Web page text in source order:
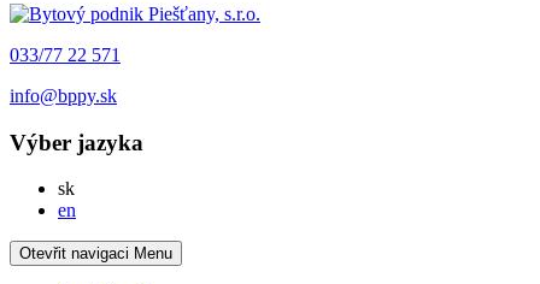
033/77 22 571
info@bppy.sk
Výber jazyka
skSlovensky
en
Otevřit navigaci Menu